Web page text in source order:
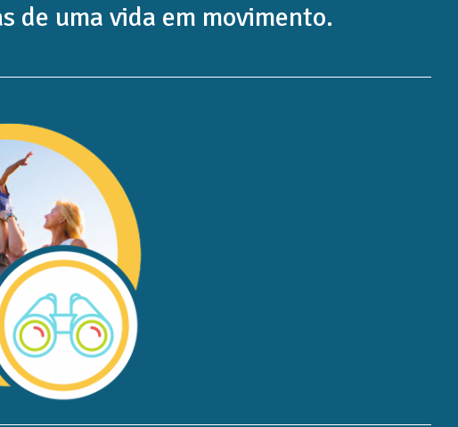
de uma vida em movimento.